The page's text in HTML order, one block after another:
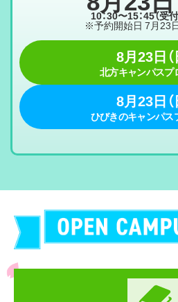
10：30〜15：45（受
※予約開始日 7月23日
8月23日（
北方キャンパスプ
8月23日（
ひびきのキャンパス